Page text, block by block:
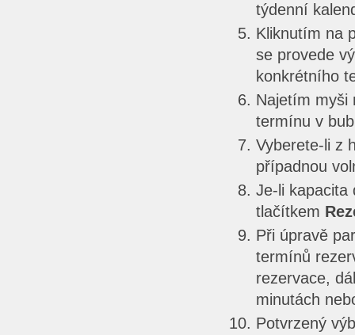
týdenní
Kliknutím na
se provede
konkrétního
Najetím myši
termínu v
Vyberete-li z
případnou
Je-li kapacita
tlačítkem
Při úpravě
termínů
rezervace,
minutách
Potvrzený